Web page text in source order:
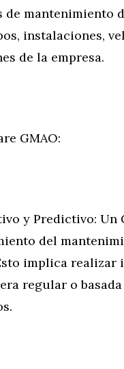
mantenimiento
instalaciones,
de la empresa.
GMAO:
y Predictivo: Un
del
implica realizar
regular o